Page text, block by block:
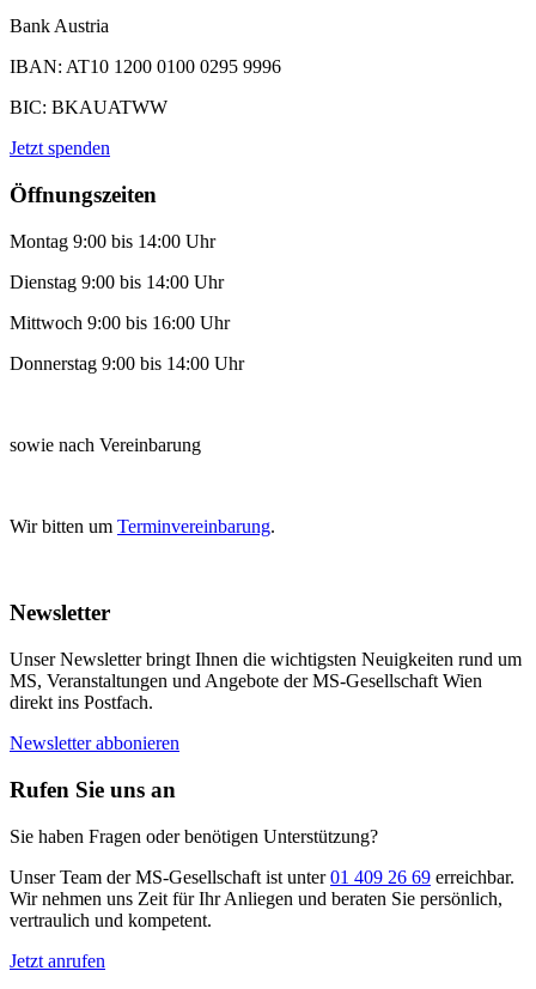
Bank Austria
IBAN: AT10 1200 0100 0295 9996
BIC: BKAUATWW
Jetzt spenden
Öffnungszeiten
Montag 9:00 bis 14:00 Uhr
Dienstag 9:00 bis 14:00 Uhr
Mittwoch 9:00 bis 16:00 Uhr
Donnerstag 9:00 bis 14:00 Uhr
sowie nach Vereinbarung
Wir bitten um Terminvereinbarung.
Newsletter
Unser Newsletter bringt Ihnen die wichtigsten Neuigkeiten rund um
MS, Veranstaltungen und Angebote der MS-Gesellschaft Wien
direkt ins Postfach.
Newsletter abbonieren
Rufen Sie uns an
Sie haben Fragen oder benötigen Unterstützung?
Unser Team der MS-Gesellschaft ist unter01 409 26 69 erreichbar.
Wir nehmen uns Zeit für Ihr Anliegen und beraten Sie persönlich,
vertraulich und kompetent.
Jetzt anrufen